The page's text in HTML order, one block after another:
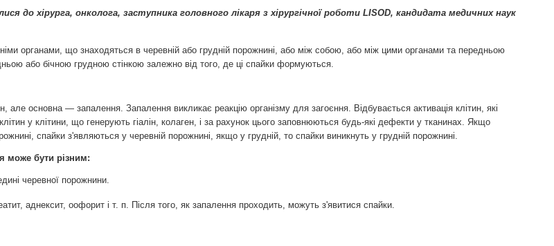
до хірурга, онколога, заступника головного лікаря з хірургічної роботи LISOD, кандидата медичних наук
органами, що знаходяться в черевній або грудній порожнині, або між собою, або між цими органами та передньою
або бічною грудною стінкою залежно від того, де ці спайки формуються.
але основна — запалення. Запалення викликає реакцію організму для загоєння. Відбувається активація клітин, які
у клітини, що генерують гіалін, колаген, і за рахунок цього заповнюються будь-які дефекти у тканинах. Якщо
спайки з'являються у черевній порожнині, якщо у грудній, то спайки виникнуть у грудній порожнині.
може бути різним:
черевної порожнини.
аднексит, оофорит і т. п. Після того, як запалення проходить, можуть з'явитися спайки.